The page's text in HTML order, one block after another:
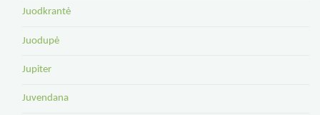
Juodkrantė
Juodupė
Jupiter
Juvendana